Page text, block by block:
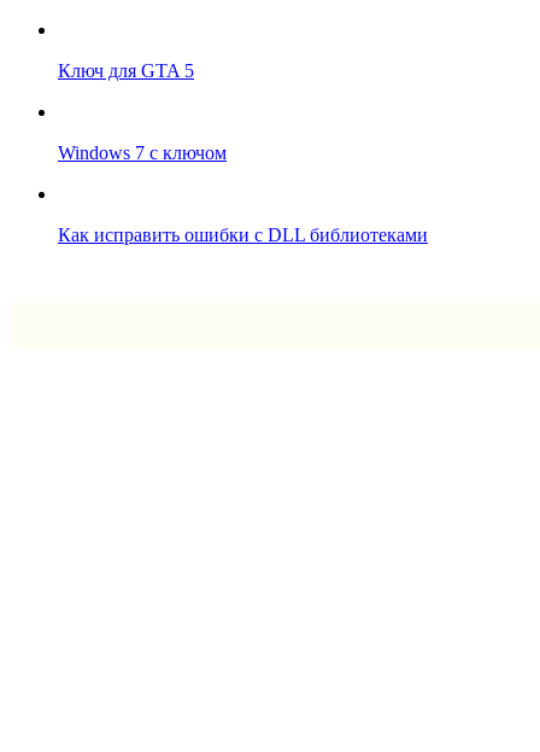
Ключ для GTA 5
Windows 7 с ключом
Как исправить ошибки с DLL библиотеками